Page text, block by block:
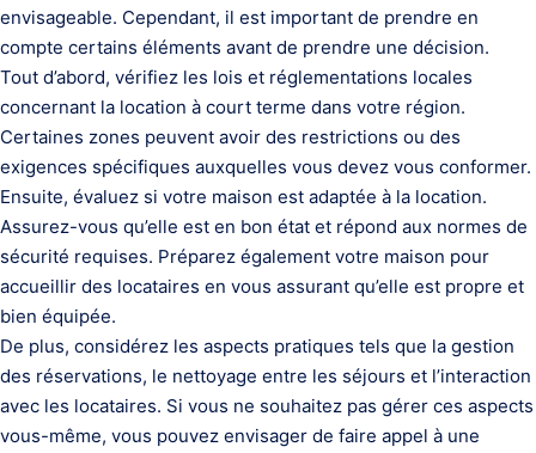
envisageable. Cependant, il est important de prendre en
compte certains éléments avant de prendre une décision.
Tout d’abord, vérifiez les lois et réglementations locales
concernant la location à court terme dans votre région.
Certaines zones peuvent avoir des restrictions ou des
exigences spécifiques auxquelles vous devez vous conformer.
Ensuite, évaluez si votre maison est adaptée à la location.
Assurez-vous qu’elle est en bon état et répond aux normes de
sécurité requises. Préparez également votre maison pour
accueillir des locataires en vous assurant qu’elle est propre et
bien équipée.
De plus, considérez les aspects pratiques tels que la gestion
des réservations, le nettoyage entre les séjours et l’interaction
avec les locataires. Si vous ne souhaitez pas gérer ces aspects
vous-même, vous pouvez envisager de faire appel à une